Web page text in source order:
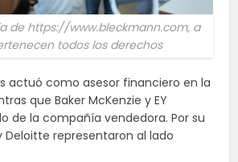
de https://www.bleckmann.com, a
todos los derechos
actuó como asesor financiero en la
que Baker McKenzie y EY
de la compañía vendedora. Por su
Deloitte representaron al lado